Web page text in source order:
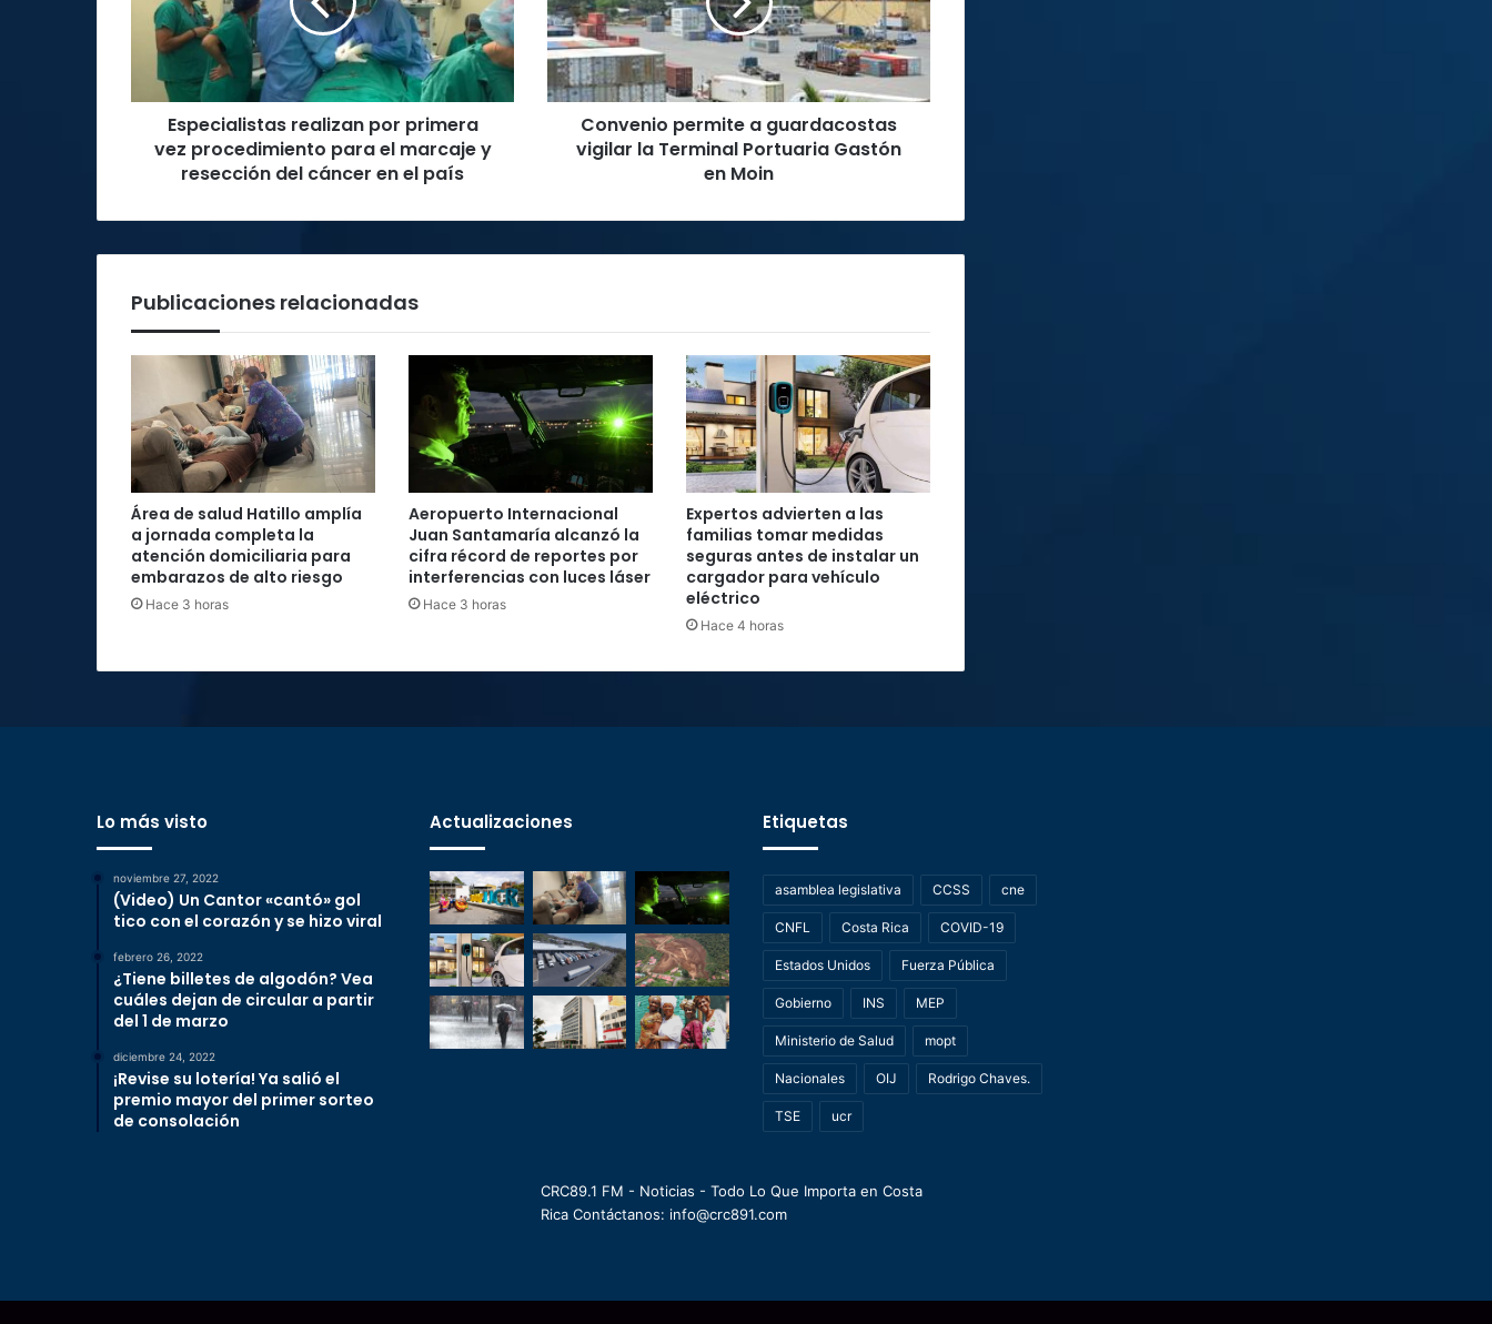
procedimiento
para
marcaje
resección
en
Especialistas realizan por primera
vez procedimiento para el marcaje y
resección del cáncer en el país
vigilar
la
Terminal
Portuaria
Gastón
Moin
Convenio permite a guardacostas
vigilar la Terminal Portuaria Gastón
en Moin
Publicaciones relacionadas
Área de salud Hatillo amplía
a jornada completa la
atención domiciliaria para
embarazos de alto riesgo
Hace 3 horas
Aeropuerto Internacional
Juan Santamaría alcanzó la
cifra récord de reportes por
interferencias con luces láser
Hace 3 horas
Expertos advierten a las
familias tomar medidas
seguras antes de instalar un
cargador para vehículo
eléctrico
Hace 4 horas
Lo más visto
noviembre 27, 2022
(Video) Un Cantor «cantó» gol
tico con el corazón y se hizo viral
febrero 26, 2022
¿Tiene billetes de algodón? Vea
cuáles dejan de circular a partir
del 1 de marzo
diciembre 24, 2022
¡Revise su lotería! Ya salió el
premio mayor del primer sorteo
de consolación
Actualizaciones Etiquetas
asamblea legislativa CCSS cne
CNFL Costa Rica COVID-19
Estados Unidos Fuerza Pública
Gobierno INS MEP
Ministerio de Salud mopt
Nacionales OIJ Rodrigo Chaves.
TSE ucr
CRC89.1 FM - Noticias - Todo Lo Que Importa en Costa
Rica Contáctanos: info@crc891.com